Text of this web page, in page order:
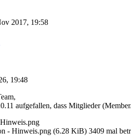
2017, 19:58
19:48
aufgefallen, dass Mitglieder
- Hinweis.png (6.28 KiB) 3409 mal